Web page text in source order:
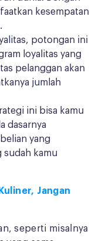
kesempatan
potongan ini
loyalitas yang
pelanggan akan
jumlah
ini bisa kamu
dasarnya
yang
sudah kamu
Jangan
seperti misalnya